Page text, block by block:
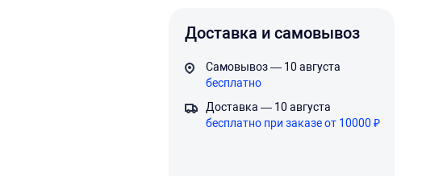
Доставка и самовывоз
Самовывоз — 10 августа
бесплатно
Доставка — 10 августа
бесплатно при заказе от 10000 ₽